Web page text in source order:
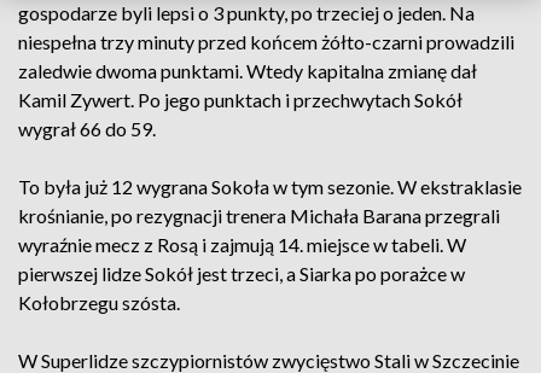
gospodarze byli lepsi o 3 punkty, po trzeciej o jeden. Na
niespełna trzy minuty przed końcem żółto-czarni prowadzili
zaledwie dwoma punktami. Wtedy kapitalna zmianę dał
Kamil Zywert. Po jego punktach i przechwytach Sokół
wygrał 66 do 59.
To była już 12 wygrana Sokoła w tym sezonie. W ekstraklasie
krośnianie, po rezygnacji trenera Michała Barana przegrali
wyraźnie mecz z Rosą i zajmują 14. miejsce w tabeli. W
pierwszej lidze Sokół jest trzeci, a Siarka po porażce w
Kołobrzegu szósta.
W Superlidze szczypiornistów zwycięstwo Stali w Szczecinie